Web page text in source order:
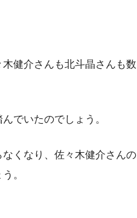
健介さんも北斗晶さんも
でいたのでしょう。
くなり、佐々木健介さん
。